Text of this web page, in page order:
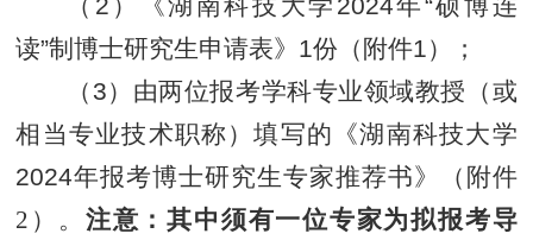
（2）《湖南科技大学2024年“硕博连
读”制博士研究生申请表》1份（附件1）；
（3） 由两位报考学科专业领域教授（或
相当专业技术职称）填写的 《湖南科技大学
2024年报考博士研究生专家推荐书》
（附件
2 ）。 注意：其中须有一位专家为拟报考导